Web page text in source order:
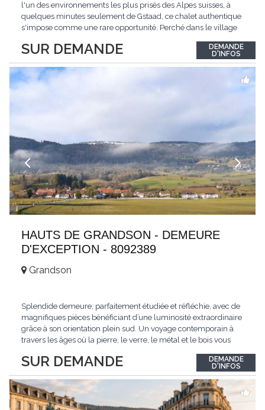
SUR DEMANDE
l'un des environnements les plus prisés des Alpes suisses, à
quelques minutes seulement de Gstaad, ce chalet authentique
s'impose comme une rare opportunité. Perché dans le village
station et les sommets qui l'encadrent, un spectacle qui change
au fil des saisons. Avec...
DEMANDE
D'INFOS
HAUTS DE GRANDSON - DEMEURE
D'EXCEPTION - 8092389
SUR DEMANDE
Grandson
Splendide demeure, parfaitement étudiée et réfléchie, avec de
magnifiques pièces bénéficiant d’une luminosité extraordinaire
grâce à son orientation plein sud. Un voyage contemporain à
travers les âges où la pierre, le verre, le métal et le bois vous
de Grandson, entourée de nature et d’un verger de fruitiers, et...
DEMANDE
D'INFOS